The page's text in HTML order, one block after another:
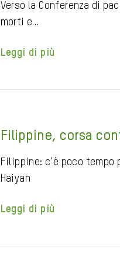
Verso la Conferenza di
morti e…
Leggi di più
Filippine, corsa
Filippine: c’è poco
Haiyan
Leggi di più